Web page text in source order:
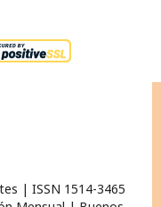
| ISSN 1514-3465